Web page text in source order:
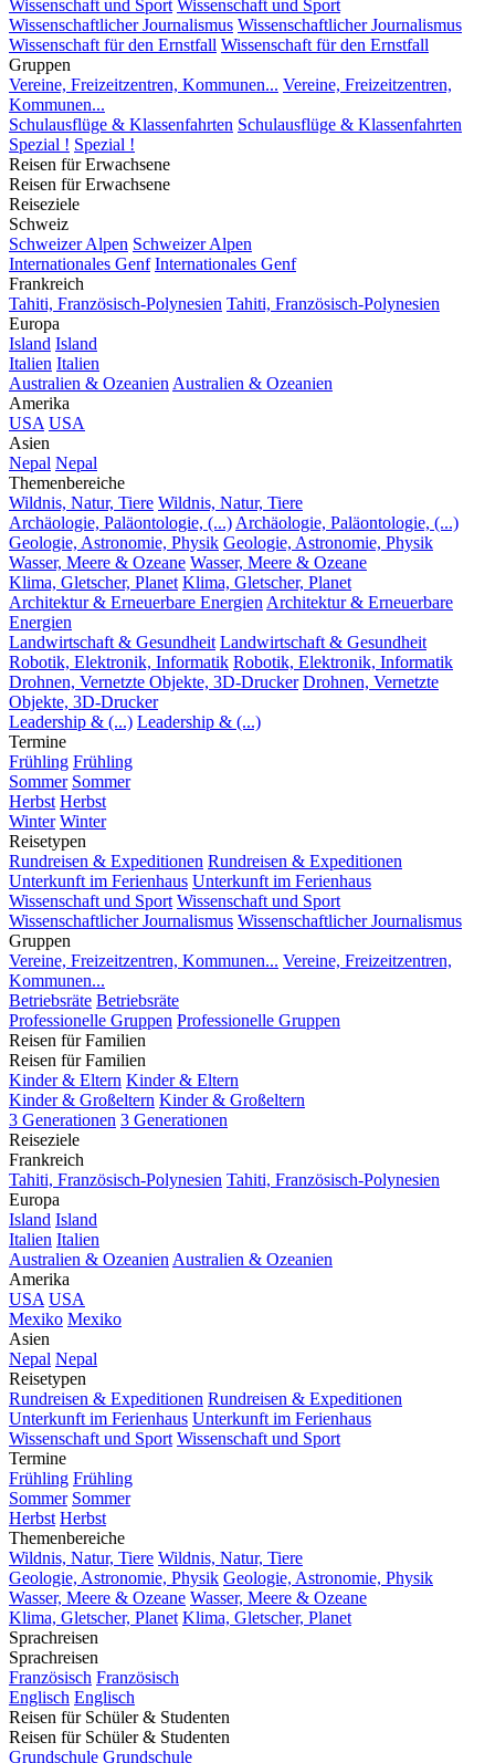
Wissenschaft und Sport Wissenschaft und Sport
Wissenschaftlicher Journalismus Wissenschaftlicher Journalismus
Wissenschaft für den Ernstfall Wissenschaft für den Ernstfall
Gruppen
Vereine, Freizeitzentren, Kommunen... Vereine, Freizeitzentren,
Kommunen...
Schulausflüge & Klassenfahrten Schulausflüge & Klassenfahrten
Spezial ! Spezial !
Reisen für Erwachsene
Reisen für Erwachsene
Reiseziele
Schweiz
Schweizer Alpen Schweizer Alpen
Internationales Genf Internationales Genf
Frankreich
Tahiti, Französisch-Polynesien Tahiti, Französisch-Polynesien
Europa
Island Island
Italien Italien
Australien & Ozeanien Australien & Ozeanien
Amerika
USA USA
Asien
Nepal Nepal
Themenbereiche
Wildnis, Natur, Tiere Wildnis, Natur, Tiere
Archäologie, Paläontologie, (...) Archäologie, Paläontologie, (...)
Geologie, Astronomie, Physik Geologie, Astronomie, Physik
Wasser, Meere & Ozeane Wasser, Meere & Ozeane
Klima, Gletscher, Planet Klima, Gletscher, Planet
Architektur & Erneuerbare Energien Architektur & Erneuerbare
Energien
Landwirtschaft & Gesundheit Landwirtschaft & Gesundheit
Robotik, Elektronik, Informatik Robotik, Elektronik, Informatik
Drohnen, Vernetzte Objekte, 3D-Drucker Drohnen, Vernetzte
Objekte, 3D-Drucker
Leadership & (...) Leadership & (...)
Termine
Frühling Frühling
Sommer Sommer
Herbst Herbst
Winter Winter
Reisetypen
Rundreisen & Expeditionen Rundreisen & Expeditionen
Unterkunft im Ferienhaus Unterkunft im Ferienhaus
Wissenschaft und Sport Wissenschaft und Sport
Wissenschaftlicher Journalismus Wissenschaftlicher Journalismus
Gruppen
Vereine, Freizeitzentren, Kommunen... Vereine, Freizeitzentren,
Kommunen...
Betriebsräte Betriebsräte
Professionelle Gruppen Professionelle Gruppen
Reisen für Familien
Reisen für Familien
Kinder & Eltern Kinder & Eltern
Kinder & Großeltern Kinder & Großeltern
3 Generationen 3 Generationen
Reiseziele
Frankreich
Tahiti, Französisch-Polynesien Tahiti, Französisch-Polynesien
Europa
Island Island
Italien Italien
Australien & Ozeanien Australien & Ozeanien
Amerika
USA USA
Mexiko Mexiko
Asien
Nepal Nepal
Reisetypen
Rundreisen & Expeditionen Rundreisen & Expeditionen
Unterkunft im Ferienhaus Unterkunft im Ferienhaus
Wissenschaft und Sport Wissenschaft und Sport
Termine
Frühling Frühling
Sommer Sommer
Herbst Herbst
Themenbereiche
Wildnis, Natur, Tiere Wildnis, Natur, Tiere
Geologie, Astronomie, Physik Geologie, Astronomie, Physik
Wasser, Meere & Ozeane Wasser, Meere & Ozeane
Klima, Gletscher, Planet Klima, Gletscher, Planet
Sprachreisen
Sprachreisen
Französisch Französisch
Englisch Englisch
Reisen für Schüler & Studenten
Reisen für Schüler & Studenten
Grundschule Grundschule